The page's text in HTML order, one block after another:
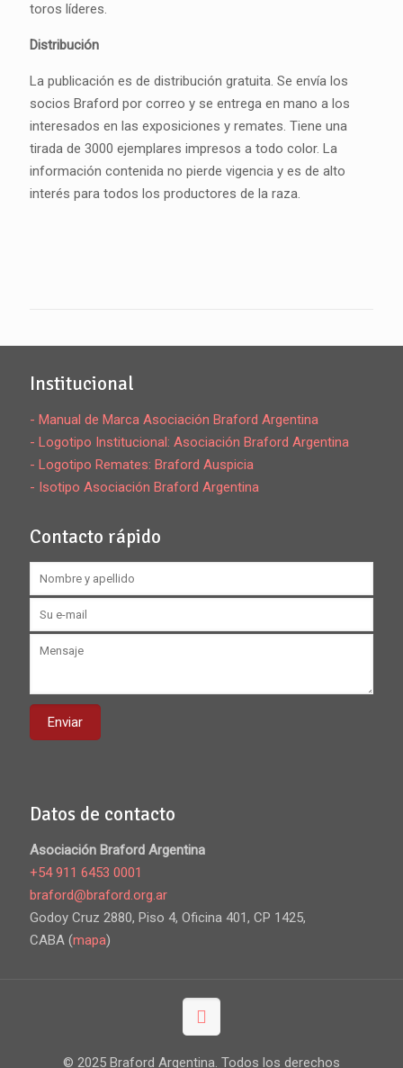
toros líderes.
Distribución
La publicación es de distribución gratuita. Se envía los
socios Braford por correo y se entrega en mano a los
interesados en las exposiciones y remates. Tiene una
tirada de 3000 ejemplares impresos a todo color. La
información contenida no pierde vigencia y es de alto
interés para todos los productores de la raza.
Institucional
- Manual de Marca Asociación Braford Argentina
- Logotipo Institucional: Asociación Braford Argentina
- Logotipo Remates: Braford Auspicia
- Isotipo Asociación Braford Argentina
Contacto rápido
Datos de contacto
Asociación Braford Argentina
+54 911 6453 0001
braford@braford.org.ar
Godoy Cruz 2880, Piso 4, Oficina 401, CP 1425,
CABA (mapa)
© 2025 Braford Argentina. Todos los derechos